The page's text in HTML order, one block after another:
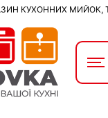
КУХОННИХ МИЙОК,